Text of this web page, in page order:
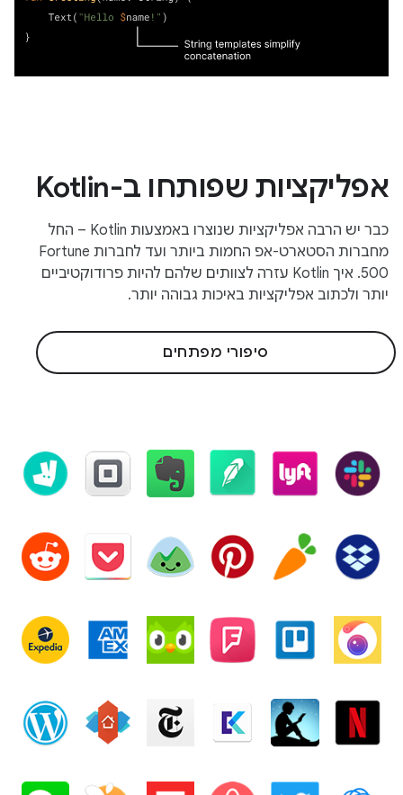
אפליקציות שפותחו ב-Kotlin
כבר יש הרבה אפליקציות שנוצרו באמצעות Kotlin – החל
מחברות הסטארט-אפ החמות ביותר ועד לחברות Fortune
500. איך Kotlin עזרה לצוותים שלהם להיות פרודוקטיביים
יותר ולכתוב אפליקציות באיכות גבוהה יותר.
סיפורי מפתחים